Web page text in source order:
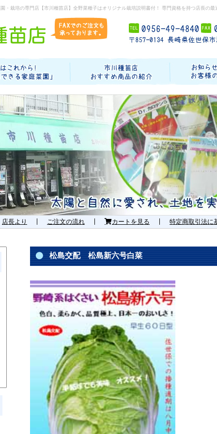
・栽培の専門店【市川種苗店】全野菜種子はオリジナル栽培説明書付！ 専門資格を持つ店長の
店長より ご注文の流れ カートを見る 特定商取引法に
松島交配 松島新六号白菜